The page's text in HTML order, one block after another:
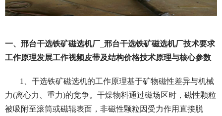
一、邢台干选铁矿磁选机厂_邢台干选铁矿磁选机厂技术要求
工作原理发展工作视频皮带及结构价格技术原理与核心参数
1、干选铁矿磁选机的工作原理基于矿物磁性差异与机械
力(离心力、重力)的竞争。干燥物料通过磁场区时，磁性颗粒
被吸附至滚筒或磁辊表面，非磁性颗粒因受力作用直接脱